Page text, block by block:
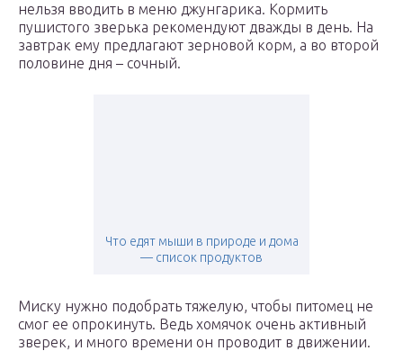
нельзя вводить в меню джунгарика. Кормить
пушистого зверька рекомендуют дважды в день. На
завтрак ему предлагают зерновой корм, а во второй
половине дня – сочный.
Что едят мыши в природе и дома
— список продуктов
Миску нужно подобрать тяжелую, чтобы питомец не
смог ее опрокинуть. Ведь хомячок очень активный
зверек, и много времени он проводит в движении.